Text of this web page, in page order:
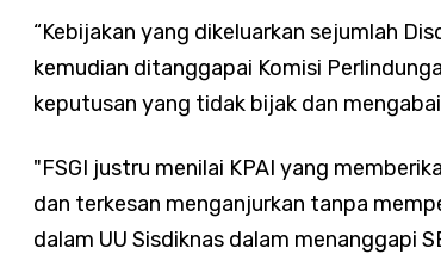
“Kebijakan yang dikeluarkan sejumlah
kemudian ditanggapai Komisi
keputusan yang tidak bijak dan
"FSGI justru menilai KPAI yang
dan terkesan menganjurkan tanpa
dalam UU Sisdiknas dalam menanggapi